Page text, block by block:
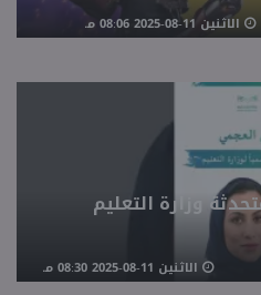
الاثنين 11-08-2025 08:06 مـ
وزارة التعليم
الاثنين 11-08-2025 08:30 مـ